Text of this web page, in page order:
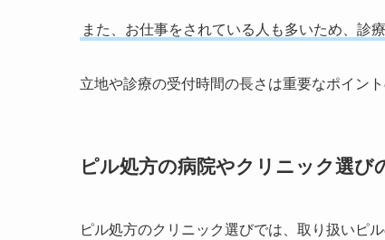
また、お仕事をされている人も多いため、診
立地や診療の受付時間の長さは重要なポイン
ピル処方の病院やクリニック選
ピル処方のクリニック選びでは、取り扱いピ